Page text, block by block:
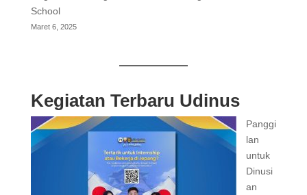
School
Maret 6, 2025
Kegiatan Terbaru Udinus
Panggi
lan
untuk
Dinusi
an